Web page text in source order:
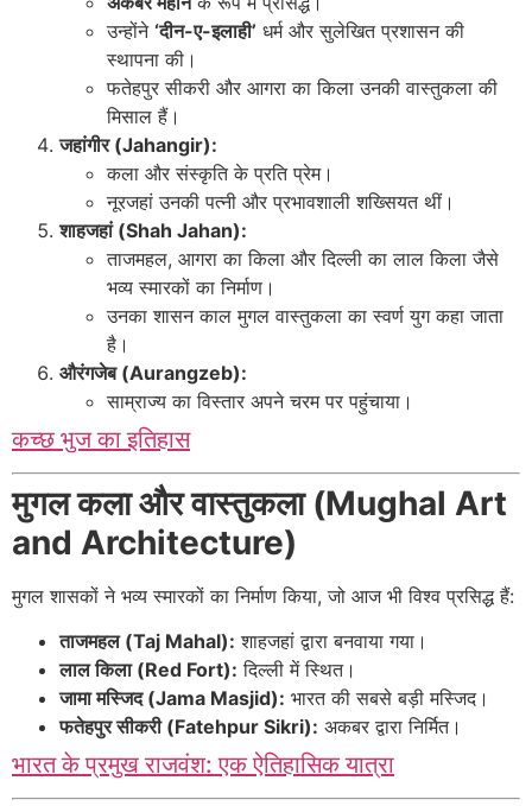
उन्होंने ‘दीन-ए-इलाही’ धर्म और सुलेखित प्रशासन की
स्थापना की।
फतेहपुर सीकरी और आगरा का किला उनकी वास्तुकला की
मिसाल हैं।
जहांगीर (Jahangir):
कला और संस्कृति के प्रति प्रेम।
नूरजहां उनकी पत्नी और प्रभावशाली शख्सियत थीं।
शाहजहां (Shah Jahan):
ताजमहल, आगरा का किला और दिल्ली का लाल किला जैसे
भव्य स्मारकों का निर्माण।
उनका शासन काल मुगल वास्तुकला का स्वर्ण युग कहा जाता
है।
औरंगजेब (Aurangzeb):
साम्राज्य का विस्तार अपने चरम पर पहुंचाया।
कच्छ भुज का इतिहास
मुगल कला और वास्तुकला (Mughal Art
and Architecture)
मुगल शासकों ने भव्य स्मारकों का निर्माण किया, जो आज भी विश्व प्रसिद्ध हैं:
ताजमहल (Taj Mahal): शाहजहां द्वारा बनवाया गया।
लाल किला (Red Fort): दिल्ली में स्थित।
जामा मस्जिद (Jama Masjid): भारत की सबसे बड़ी मस्जिद।
फतेहपुर सीकरी (Fatehpur Sikri): अकबर द्वारा निर्मित।
भारत के प्रमुख राजवंश: एक ऐतिहासिक यात्रा